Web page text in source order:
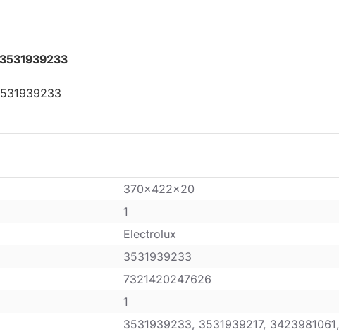
370x422x20
1
Electrolux
3531939233
7321420247626
1
3531939233, 3531939217,